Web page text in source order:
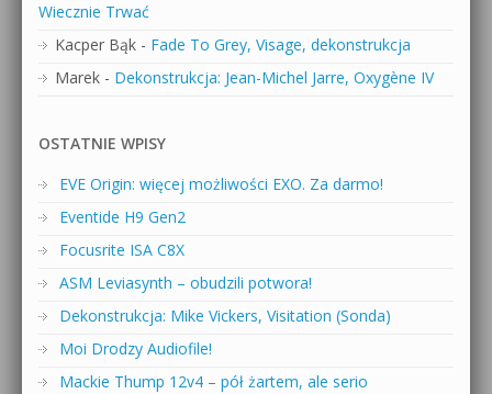
Wiecznie Trwać
Kacper Bąk - Fade To Grey, Visage, dekonstrukcja
Marek - Dekonstrukcja: Jean-Michel Jarre, Oxygène IV
OSTATNIE WPISY
EVE Origin: więcej możliwości EXO. Za darmo!
Eventide H9 Gen2
Focusrite ISA C8X
ASM Leviasynth – obudzili potwora!
Dekonstrukcja: Mike Vickers, Visitation (Sonda)
Moi Drodzy Audiofile!
Mackie Thump 12v4 – pół żartem, ale serio